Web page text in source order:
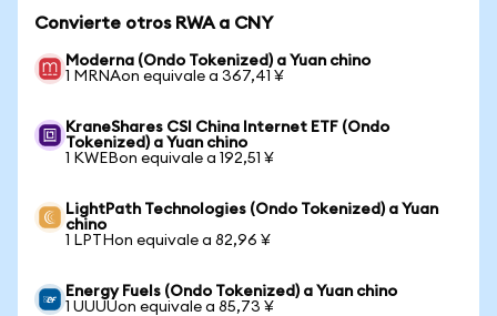
Convierte otros RWA a CNY
Moderna (Ondo Tokenized) a Yuan chino
1 MRNAon equivale a 367,41 ¥
KraneShares CSI China Internet ETF (Ondo
Tokenized) a Yuan chino
1 KWEBon equivale a 192,51 ¥
LightPath Technologies (Ondo Tokenized) a Yuan
chino
1 LPTHon equivale a 82,96 ¥
Energy Fuels (Ondo Tokenized) a Yuan chino
1 UUUUon equivale a 85,73 ¥